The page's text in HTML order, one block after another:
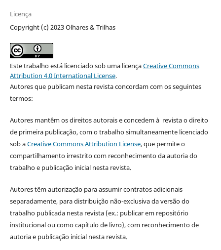
Licença
Copyright (c) 2023 Olhares & Trilhas
Este trabalho está licenciado sob uma licençaCreative Commons
Attribution 4.0 International License.
Autores que publicam nesta revista concordam com os seguintes
termos:
Autores mantêm os direitos autorais e concedem à revista o direito
de primeira publicação, com o trabalho simultaneamente licenciado
sob aCreative Commons Attribution License, que permite o
compartilhamento irrestrito com reconhecimento da autoria do
trabalho e publicação inicial nesta revista.
Autores têm autorização para assumir contratos adicionais
separadamente, para distribuição não-exclusiva da versão do
trabalho publicada nesta revista (ex.: publicar em repositório
institucional ou como capítulo de livro), com reconhecimento de
autoria e publicação inicial nesta revista.